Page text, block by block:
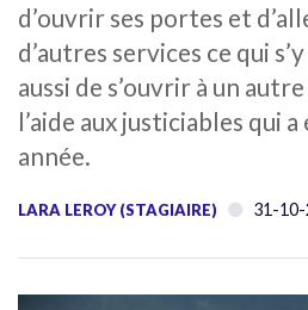
d’ouvrir ses portes et
d’autres services ce qui
aussi de s’ouvrir à un
l’aide aux justiciables qui
année.
LARA LEROY (STAGIAIRE) 31-